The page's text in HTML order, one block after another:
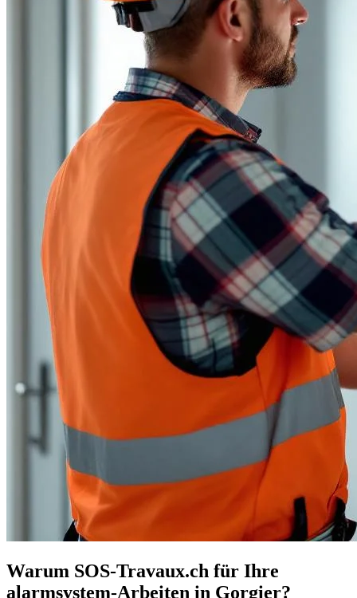
Warum SOS-Travaux.ch für Ihre
alarmsystem-Arbeiten in Gorgier?